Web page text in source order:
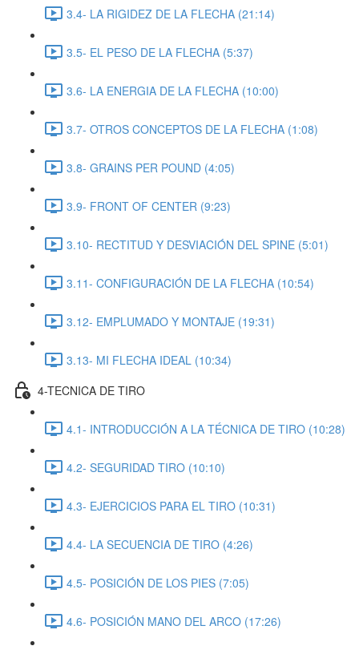
3.4- LA RIGIDEZ DE LA FLECHA (21:14)
3.5- EL PESO DE LA FLECHA (5:37)
3.6- LA ENERGIA DE LA FLECHA (10:00)
3.7- OTROS CONCEPTOS DE LA FLECHA (1:08)
3.8- GRAINS PER POUND (4:05)
3.9- FRONT OF CENTER (9:23)
3.10- RECTITUD Y DESVIACIÓN DEL SPINE (5:01)
3.11- CONFIGURACIÓN DE LA FLECHA (10:54)
3.12- EMPLUMADO Y MONTAJE (19:31)
3.13- MI FLECHA IDEAL (10:34)
4-TECNICA DE TIRO
4.1- INTRODUCCIÓN A LA TÉCNICA DE TIRO (10:28)
4.2- SEGURIDAD TIRO (10:10)
4.3- EJERCICIOS PARA EL TIRO (10:31)
4.4- LA SECUENCIA DE TIRO (4:26)
4.5- POSICIÓN DE LOS PIES (7:05)
4.6- POSICIÓN MANO DEL ARCO (17:26)